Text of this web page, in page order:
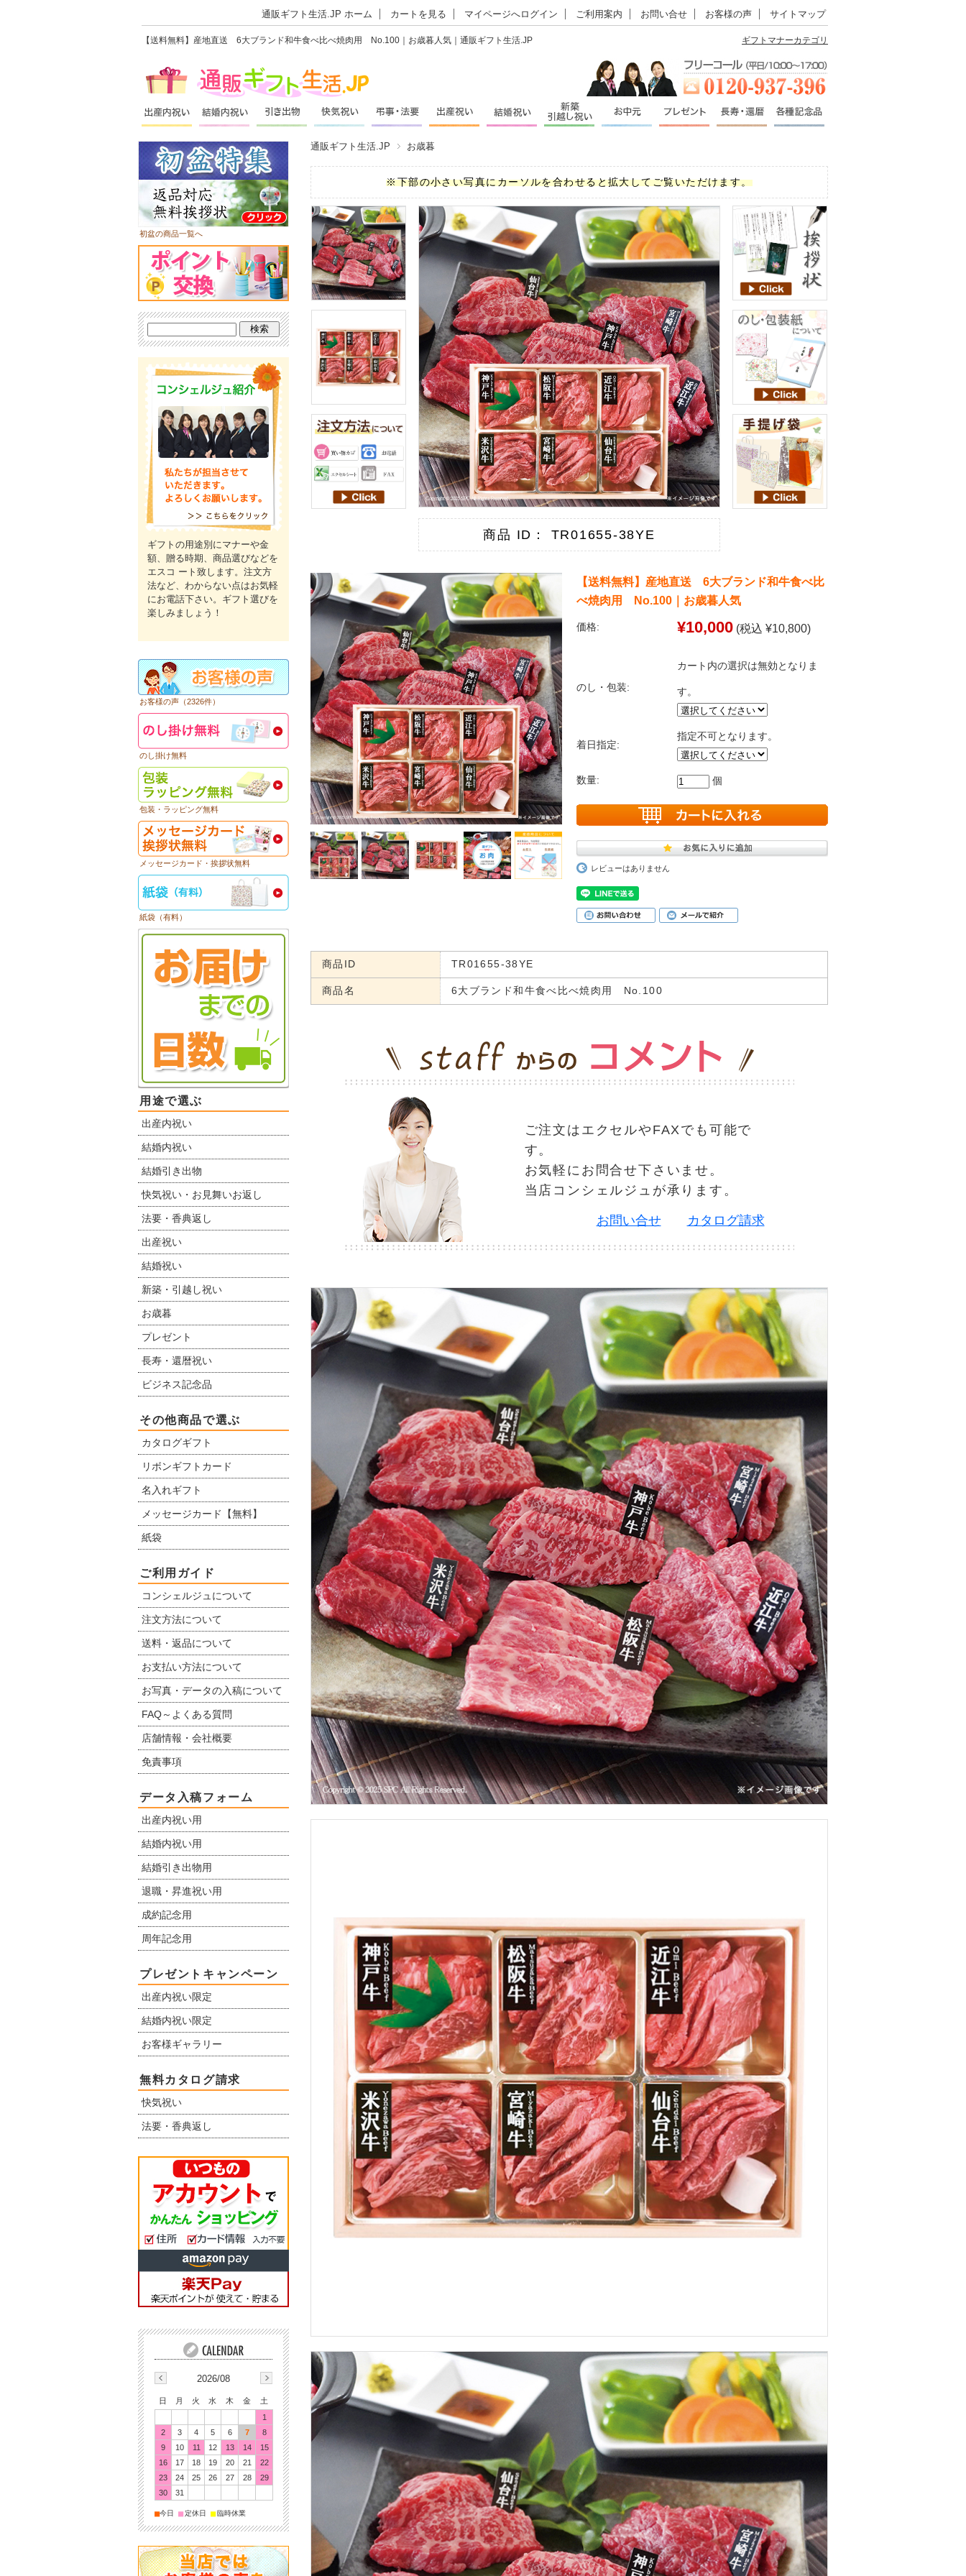
通販ギフト生活.JP ホーム カートを見る マイページへログイン ご利用案内 お問い合せ お客様の声 サイトマップ
【送料無料】産地直送 6大ブランド和牛食べ比べ焼肉用 No.100｜お歳暮人気｜通販ギフト生活.JP ギフトマナーカテゴリ
通販ギフト生活.JP お歳暮
※下部の小さい写真にカーソルを合わせると拡大してご覧いただけます。
商品 ID： TR01655-38YE
【送料無料】産地直送 6大ブランド和牛食べ比
べ焼肉用 No.100｜お歳暮人気
価格: ¥10,000 (税込 ¥10,800)
のし・包装:
カート内の選択は無効となりま
す。
着日指定:
指定不可となります。
数量: 個
レビューはありません
商品ID TR01655-38YE
商品名 6大ブランド和牛食べ比べ焼肉用 No.100
ご注文はエクセルやFAXでも可能で
す。
お気軽にお問合せ下さいませ。
当店コンシェルジュが承ります。
お問い合せ カタログ請求
初盆の商品一覧へ
ギフトの用途別にマナーや金
額、贈る時期、商品選びなどを
エスコ ート致します。注文方
法など、わからない点はお気軽
にお電話下さい。ギフト選びを
楽しみましょう！
お客様の声（2326件）
のし掛け無料
包装・ラッピング無料
メッセージカード・挨拶状無料
紙袋（有料）
用途で選ぶ
出産内祝い
結婚内祝い
結婚引き出物
快気祝い・お見舞いお返し
法要・香典返し
出産祝い
結婚祝い
新築・引越し祝い
お歳暮
プレゼント
長寿・還暦祝い
ビジネス記念品
その他商品で選ぶ
カタログギフト
リボンギフトカード
名入れギフト
メッセージカード【無料】
紙袋
ご利用ガイド
コンシェルジュについて
注文方法について
送料・返品について
お支払い方法について
お写真・データの入稿について
FAQ～よくある質問
店舗情報・会社概要
免責事項
データ入稿フォーム
出産内祝い用
結婚内祝い用
結婚引き出物用
退職・昇進祝い用
成約記念用
周年記念用
プレゼントキャンペーン
出産内祝い限定
結婚内祝い限定
お客様ギャラリー
無料カタログ請求
快気祝い
法要・香典返し
2026/08
日 月 火 水 木 金
土
1
2
3 4 5 6 7
8
9
10 11 12 13 14
15
16
17 18 19 20 21
22
23
24 25 26 27 28
29
30
31
■今日 ■定休日 ■臨時休業